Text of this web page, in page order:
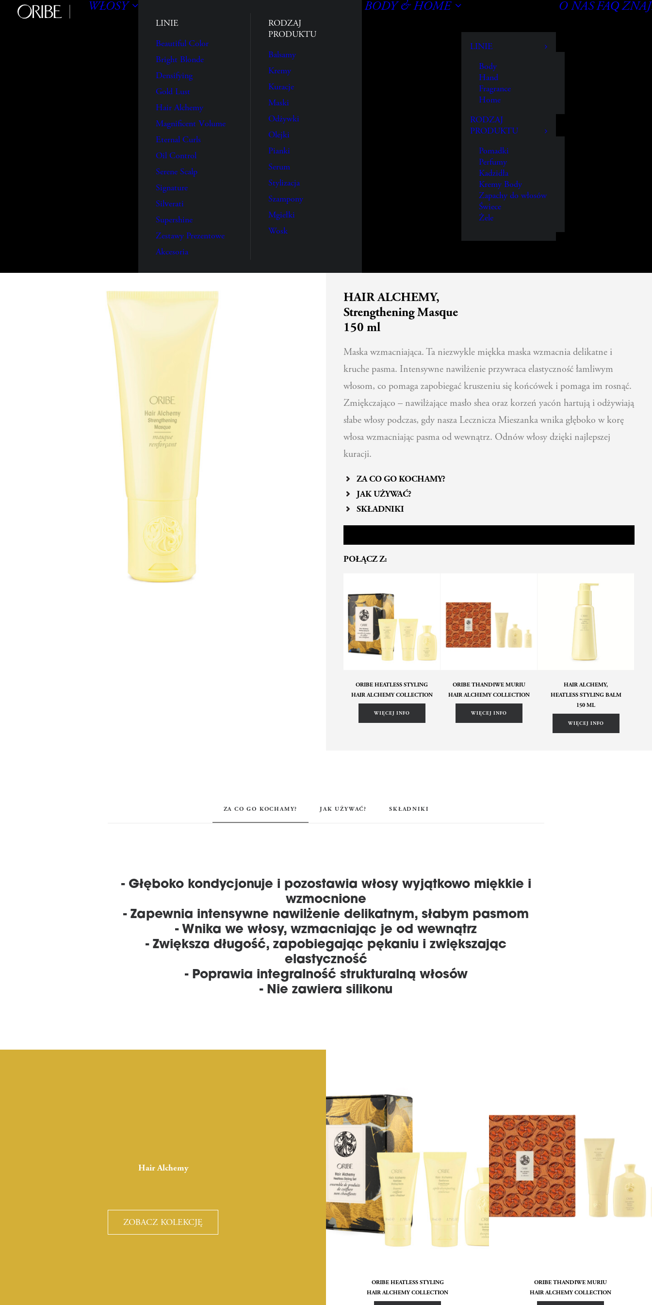
WŁOSY
LINIE
Beautiful Color
Bright Blonde
Densifying
Gold Lust
Hair Alchemy
Magnificent Volume
Eternal Curls
Oil Control
Serene Scalp
Signature
Silverati
Supershine
Zestawy Prezentowe
Akcesoria
RODZAJ
PRODUKTU
Balsamy
Kremy
Kuracje
Maski
Odżywki
Olejki
Pianki
Serum
Stylizacja
Szampony
Mgiełki
Wosk
BODY & HOME
LINIE
Body
Hand
Fragrance
Home
RODZAJ
PRODUKTU
Pomadki
Perfumy
Kadzidła
Kremy Body
Zapachy do włosów
Świece
Żele
O NASFAQ
HAIR ALCHEMY,
Strengthening Masque
150 ml
Maska wzmacniająca. Ta niezwykle miękka maska wzmacnia delikatne i
kruche pasma. Intensywne nawilżenie przywraca elastyczność łamliwym
włosom, co pomaga zapobiegać kruszeniu się końcówek i pomaga im rosnąć.
Zmiękczająco – nawilżające masło shea oraz korzeń yacón hartują i odżywiają
słabe włosy podczas, gdy nasza Lecznicza Mieszanka wnika głęboko w korę
włosa wzmacniając pasma od wewnątrz. Odnów włosy dzięki najlepszej
kuracji.
ZA CO GO KOCHAMY?
JAK UŻYWAĆ?
SKŁADNIKI
POŁĄCZ Z:
ORIBE HEATLESS STYLING
HAIR ALCHEMY COLLECTION
WIĘCEJ INFO
ORIBE THANDIWE MURIU
HAIR ALCHEMY COLLECTION
WIĘCEJ INFO
HAIR ALCHEMY,
HEATLESS STYLING BALM
150 ML
WIĘCEJ INFO
ZA CO GO KOCHAMY? JAK UŻYWAĆ? SKŁADNIKI
- Głęboko kondycjonuje i pozostawia włosy wyjątkowo miękkie i
wzmocnione
- Zapewnia intensywne nawilżenie delikatnym, słabym pasmom
- Wnika we włosy, wzmacniając je od wewnątrz
- Zwiększa długość, zapobiegając pękaniu i zwiększając
elastyczność
- Poprawia integralność strukturalną włosów
- Nie zawiera silikonu
Hair Alchemy
ZOBACZ KOLEKCJĘ
ORIBE HEATLESS STYLING
HAIR ALCHEMY COLLECTION
ORIBE THANDIWE MURIU
HAIR ALCHEMY COLLECTION